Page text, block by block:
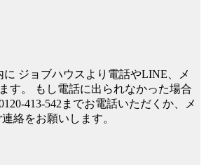
に ジョブハウスより電話やLINE、メ
す。
もし電話に出られなかった場合
413-542までお電話いただくか、メ
絡をお願いします。